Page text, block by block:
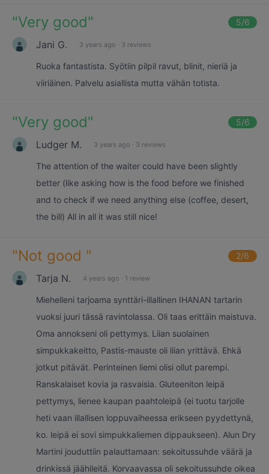
"Very good" 5/6
Jani G. 3 years ago · 3 reviews
Ruoka fantastista. Syötiin pilpil ravut, blinit, nieriä ja
viiriäinen. Palvelu asiallista mutta vähän totista.
"Very good" 5/6
Ludger M. 3 years ago · 3 reviews
The attention of the waiter could have been slightly
better (like asking how is the food before we finished
and to check if we need anything else (coffee, desert,
the bill) All in all it was still nice!
"Not good " 2/6
Tarja N. 4 years ago · 1 review
Miehelleni tarjoama synttäri-illallinen IHANAN tartarin
vuoksi juuri tässä ravintolassa. Oli taas erittäin maistuva.
Oma annokseni oli pettymys. Liian suolainen
simpukkakeitto, Pastis-mauste oli liian yrittävä. Ehkä
jotkut pitävät. Perinteinen liemi olisi ollut parempi.
Ranskalaiset kovia ja rasvaisia. Gluteeniton leipä
pettymys, lienee kaupan paahtoleipä (ei tuotu tarjolle
heti vaan illallisen loppuvaiheessa erikseen pyydettynä,
ko. leipä ei sovi simpukkaliemen dippaukseen). Alun Dry
Martini jouduttiin palauttamaan: sekoitussuhde väärä ja
drinkissä jäähileitä. Korvaavassa oli sekoitussuhde oikea